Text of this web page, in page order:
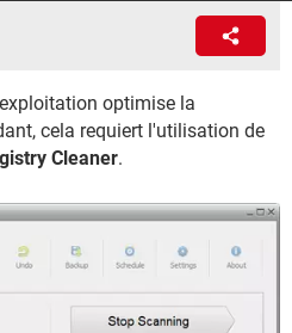
optimise la
cela requiert l'utilisation de
Cleaner.